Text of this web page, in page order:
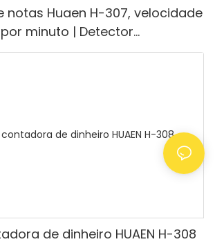
notas Huaen H-307, velocidade
por minuto | Detector
Infravermelho/Falsificante,
de dinheiro HUAEN H-308